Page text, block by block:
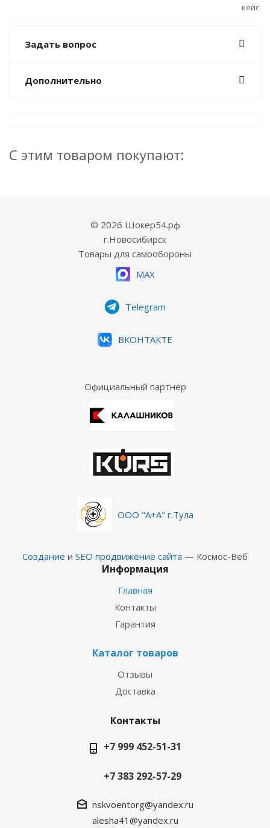
кейс.
Задать вопрос
Дополнительно
С этим товаром покупают:
© 2026 Шокер54.рф
г.Новосибирск
Товары для самообороны
MAX
Telegram
ВКОНТАКТЕ
Официальный партнер
ООО "А+А" г.Тула
Создание и SEO продвижение сайта — Космос-Веб
Информация
Главная
Контакты
Гарантия
Каталог товаров
Отзывы
Доставка
Контакты
+7 999 452-51-31
+7 383 292-57-29
nskvoentorg@yandex.ru
alesha41@yandex.ru